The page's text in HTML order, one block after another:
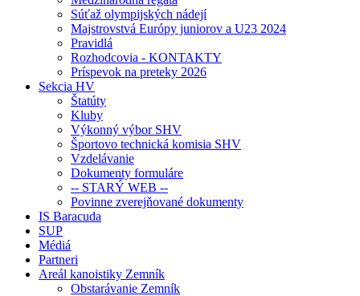
Súťaž olympijských nádejí
Majstrovstvá Európy juniorov a U23 2024
Pravidlá
Rozhodcovia - KONTAKTY
Príspevok na preteky 2026
Sekcia HV
Štatúty
Kluby
Výkonný výbor SHV
Športovo technická komisia SHV
Vzdelávanie
Dokumenty formuláre
-- STARÝ WEB --
Povinne zverejňované dokumenty
IS Baracuda
SUP
Médiá
Partneri
Areál kanoistiky Zemník
Obstarávanie Zemník